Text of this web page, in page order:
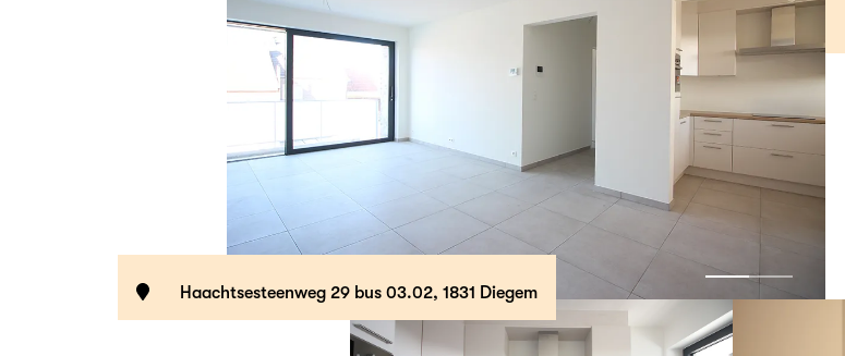
Haachtsesteenweg 29 bus 03.02, 1831 Diegem